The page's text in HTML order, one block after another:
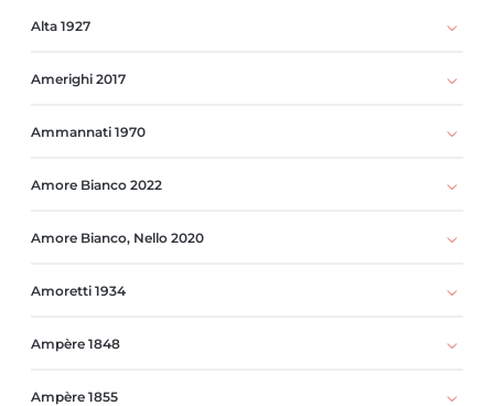
Alta 1927
Amerighi 2017
Ammannati 1970
Amore Bianco 2022
Amore Bianco, Nello 2020
Amoretti 1934
Ampère 1848
Ampère 1855